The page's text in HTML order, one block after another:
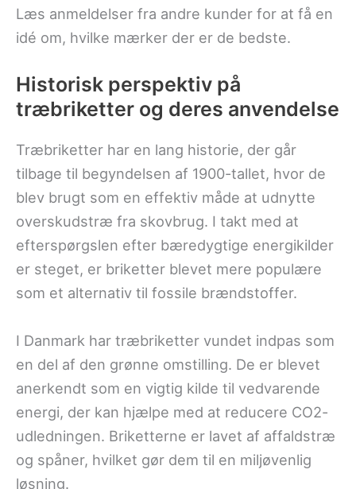
Læs anmeldelser fra andre kunder for at få en
idé om, hvilke mærker der er de bedste.
Historisk perspektiv på
træbriketter og deres anvendelse
Træbriketter har en lang historie, der går
tilbage til begyndelsen af 1900-tallet, hvor de
blev brugt som en effektiv måde at udnytte
overskudstræ fra skovbrug. I takt med at
efterspørgslen efter bæredygtige energikilder
er steget, er briketter blevet mere populære
som et alternativ til fossile brændstoffer.
I Danmark har træbriketter vundet indpas som
en del af den grønne omstilling. De er blevet
anerkendt som en vigtig kilde til vedvarende
energi, der kan hjælpe med at reducere CO2-
udledningen. Briketterne er lavet af affaldstræ
og spåner, hvilket gør dem til en miljøvenlig
løsning.